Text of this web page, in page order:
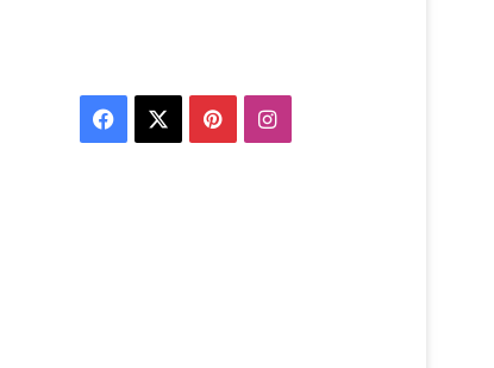
Facebook PinterestInstagram